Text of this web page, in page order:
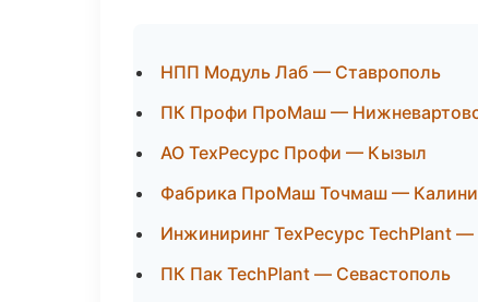
НПП Модуль Лаб — Ставрополь
ПК Профи ПроМаш —
АО ТехРесурс Профи — Кызыл
Фабрика ПроМаш Точмаш —
Инжиниринг ТехРесурс TechPlant —
ПК Пак TechPlant — Севастополь